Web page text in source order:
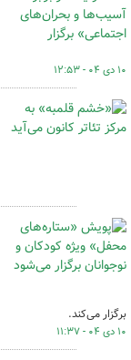
۱۰ دی ۰۴ - ۱۲:۵۳
برگزار می‌کند.
۱۰ دی ۰۴ - ۱۱:۳۷